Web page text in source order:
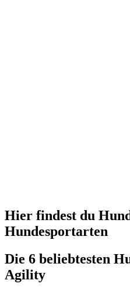
Hier findest du
Hundesportarten
Die 6 beliebtesten
Agility